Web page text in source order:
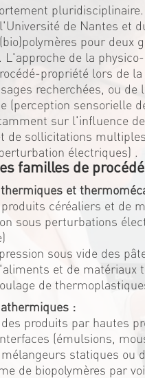
de Nantes et
pour deux
L'approche de la
propriété lors de
recherchées, ou
(perception sensorielle
sur l'influence
de sollicitations
électriques) .
familles de
et
céréaliers et de
sous perturbations
sous vide des
et de matériaux
de
:
produits par hautes
(émulsions,
statiques ou
de biopolymères par